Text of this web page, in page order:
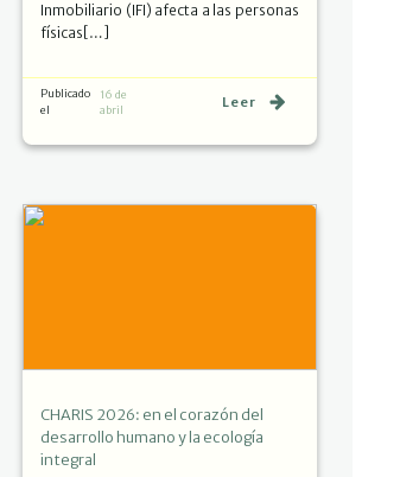
Inmobiliario (IFI) afecta a las personas
físicas[…]
Publicado
el
16 de
abril
Leer
CHARIS 2026: en el corazón del
desarrollo humano y la ecología
integral